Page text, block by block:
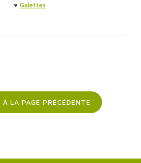
♥ Galettes
À LA PAGE PRÉCÉDENTE